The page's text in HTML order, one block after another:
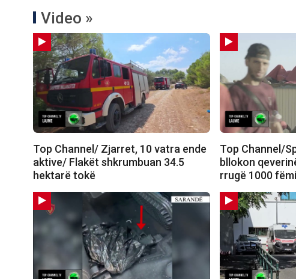
Video »
Top Channel/ Zjarret, 10 vatra ende
aktive/ Flakët shkrumbuan 34.5
hektarë tokë
Top Channel/
bllokon
rrugë 1000